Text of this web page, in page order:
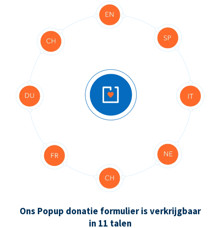
Ons Popup donatie formulier is verkrijgbaar
in 11 talen